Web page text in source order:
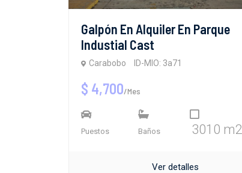
Galpón En Alquiler En Parque
Industial Cast
Carabobo ID-MIO: 3a71
$ 4,700/Mes
Puestos Baños 3010 m2
Ver detalles